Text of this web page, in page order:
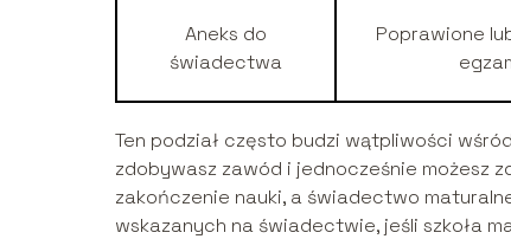
Aneks do
świadectwa
Poprawione
Ten podział często budzi wątpliwości
zdobywasz zawód i jednocześnie możesz
zakończenie nauki, a świadectwo
wskazanych na świadectwie, jeśli szkoła